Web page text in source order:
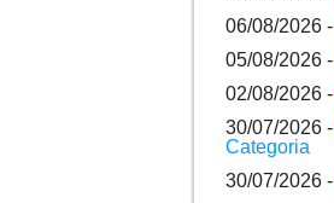
06/08/2026 -
05/08/2026 -
02/08/2026 -
30/07/2026 -
Categoria
30/07/2026 -